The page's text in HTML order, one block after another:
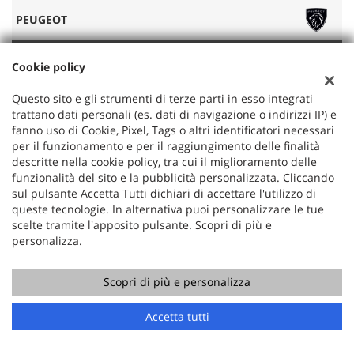
PEUGEOT
20.900 €
01/2023
47.000 KM
Diesel
Cambio Automatico
1499 cc
Nero metallizzato
ESP
Cookie policy
Questo sito e gli strumenti di terze parti in esso integrati
trattano dati personali (es. dati di navigazione o indirizzi IP) e
fanno uso di Cookie, Pixel, Tags o altri identificatori necessari
per il funzionamento e per il raggiungimento delle finalità
descritte nella cookie policy, tra cui il miglioramento delle
funzionalità del sito e la pubblicità personalizzata. Cliccando
sul pulsante Accetta Tutti dichiari di accettare l'utilizzo di
queste tecnologie. In alternativa puoi personalizzare le tue
scelte tramite l'apposito pulsante. Scopri di più e
personalizza.
Scopri di più e personalizza
Accetta tutti